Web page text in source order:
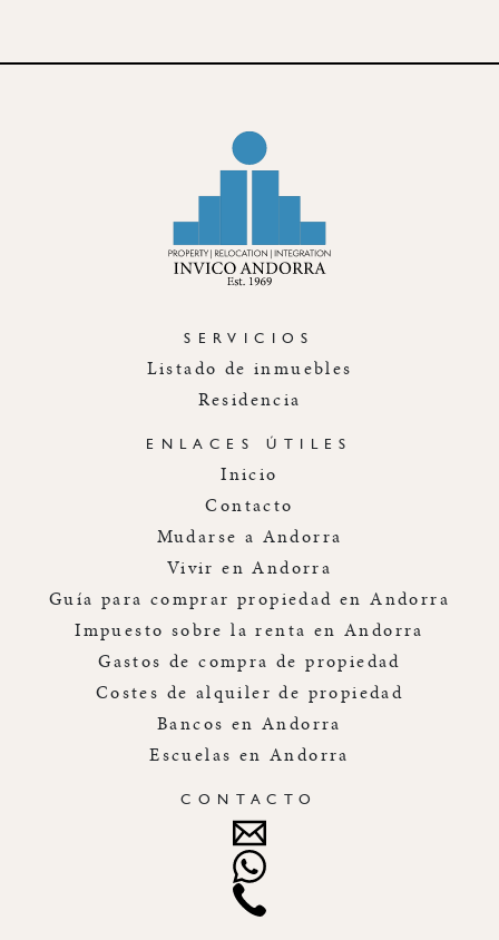
SERVICIOS
Listado de inmuebles
Residencia
ENLACES ÚTILES
Inicio
Contacto
Mudarse a Andorra
Vivir en Andorra
Guía para comprar propiedad en Andorra
Impuesto sobre la renta en Andorra
Gastos de compra de propiedad
Costes de alquiler de propiedad
Bancos en Andorra
Escuelas en Andorra
CONTACTO